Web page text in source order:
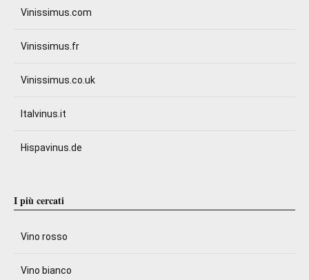
Vinissimus.com
Vinissimus.fr
Vinissimus.co.uk
Italvinus.it
Hispavinus.de
I più cercati
Vino rosso
Vino bianco